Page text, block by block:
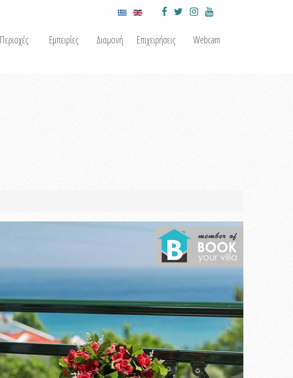
Περιοχές Εμπειρίες Διαμονή Επιχειρήσεις Webcam